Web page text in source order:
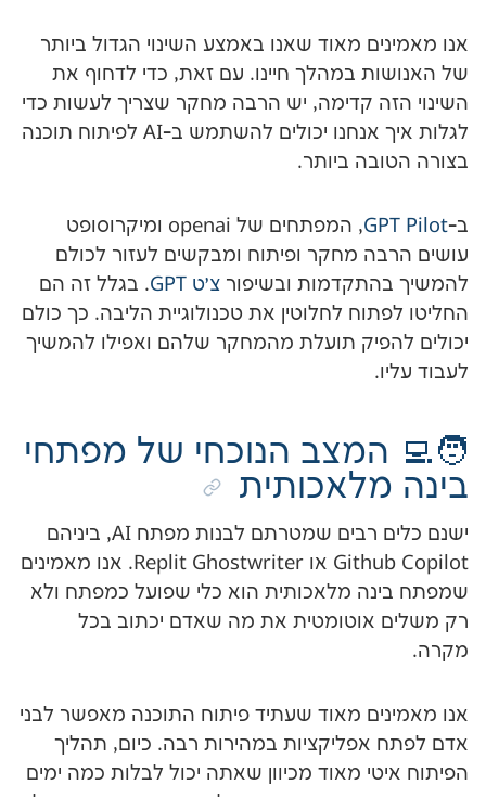
מאוד שאנו באמצע השינוי הגדול ביותר
במהלך חיינו. עם זאת, כדי לדחוף את
קדימה, יש הרבה מחקר שצריך לעשות כדי
לגלות איך אנחנו יכולים להשתמש ב-AI לפיתוח תוכנה
ביותר.
, המפתחים של openai ומיקרוסופט
מחקר ופיתוח ומבקשים לעזור לכולם
ובשיפורצ׳ט GPT
. בגלל זה הם
לחלוטין את טכנולוגיית הליבה. כך כולם
תועלת מהמחקר שלהם ואפילו להמשיך
הנוכחי של מפתחי
ישנם כלים רבים שמטרתם לבנות מפתח AI, ביניהם
Github Copilot או Replit Ghostwriter. אנו מאמינים
מלאכותית הוא כלי שפועל כמפתח ולא
את מה שאדם יכתוב בכל
מאוד שעתיד פיתוח התוכנה מאפשר לבני
במהירות רבה. כיום, תהליך
מאוד מכיוון שאתה יכול לבלות כמה ימים